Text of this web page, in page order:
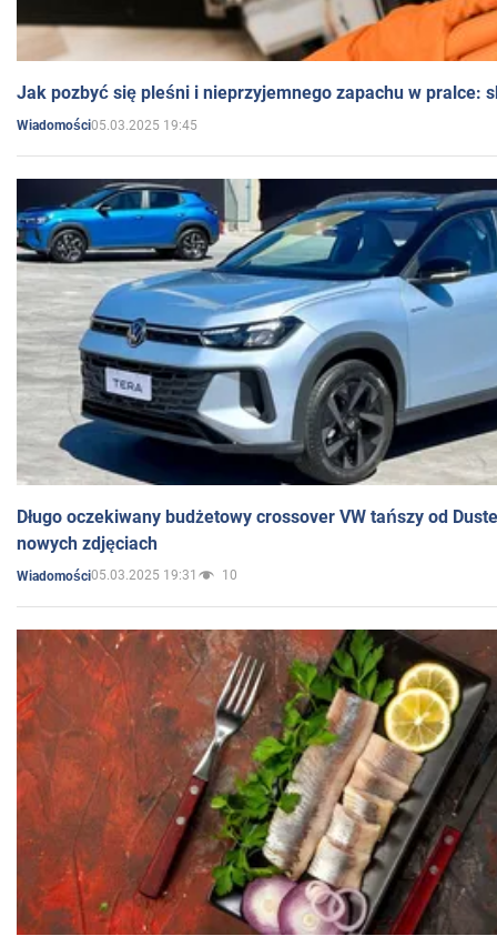
Jak pozbyć się pleśni i nieprzyjemnego zapachu w pralce:
Wiadomości05.03.2025 19:45
Długo oczekiwany budżetowy crossover VW tańszy od
nowych zdjęciach
Wiadomości05.03.2025 19:31 10